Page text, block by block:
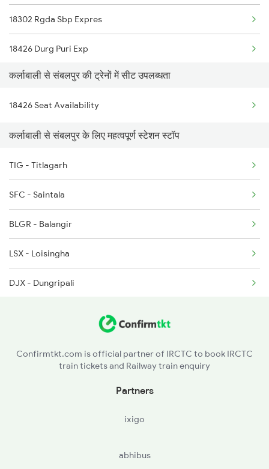
2887 Vskp Nzm Special
2888 Vskp Festivl Spl
2973 Gimb Puri Spl
2974 Puri Gimb Spl
12808 Samta Express
12843 Puri Adi S F
18302 Rgda Sbp Expres
18426 Durg Puri Exp
2037 Puri Ajmer Spl
2038 Aii Puri Sf Spl
2085 Sbp Ned Spl
2086 Ned Sbp Spl
2093 Puri Ju Spl
2094 Ju Puri Sf Spl
2145 Ltt Puri Sf Spl
2146 Puri Ltt Sup Spl
कर्लाबाली से संबलपुर की ट्रेनों में सीट उपलब्धता
18426 Seat Availability
कर्लाबाली से संबलपुर के लिए महत्वपूर्ण स्टेशन स्टॉप
TIG - Titlagarh
SFC - Saintala
BLGR - Balangir
LSX - Loisingha
DJX - Dungripali
HKG - Hirakud
Confirmtkt.com is official partner of IRCTC to book IRCTC
train tickets and Railway train enquiry
Partners
ixigo
abhibus